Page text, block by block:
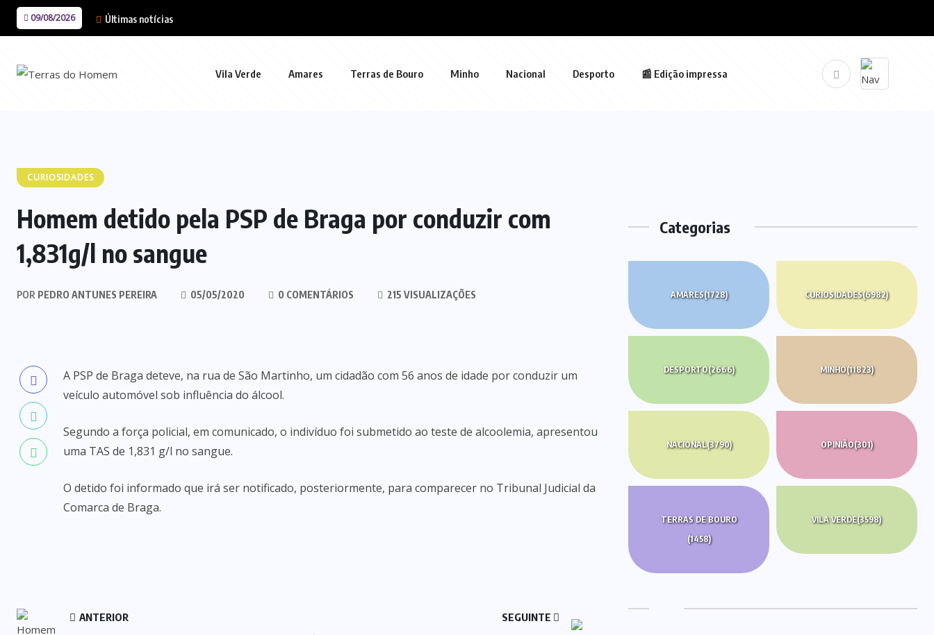
09/08/2026 Últimas notícias
Vila Verde Amares Terras de Bouro Minho Nacional Desporto 📰 Edição impressa
CURIOSIDADES
Homem detido pela PSP de Braga por conduzir com
1,831g/l no sangue
POR PEDRO ANTUNES PEREIRA 05/05/2020 0 COMENTÁRIOS 215 VISUALIZAÇÕES
A PSP de Braga deteve, na rua de São Martinho, um cidadão com 56 anos de idade por conduzir um
veículo automóvel sob influência do álcool.
Segundo a força policial, em comunicado, o indivíduo foi submetido ao teste de alcoolemia, apresentou
uma TAS de 1,831 g/l no sangue.
O detido foi informado que irá ser notificado, posteriormente, para comparecer no Tribunal Judicial da
Comarca de Braga.
ANTERIOR SEGUINTE
Categorias
AMARES(1728) CURIOSIDADES(6982)
DESPORTO(2666) MINHO(11823)
NACIONAL(3790) OPINIÃO(301)
TERRAS DE BOURO
(1458)
VILA VERDE(3598)